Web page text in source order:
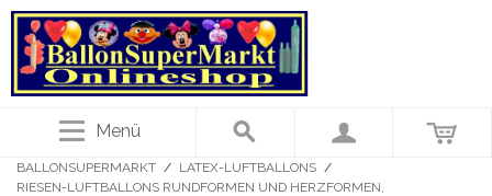
Menü
BALLONSUPERMARKT / LATEX-LUFTBALLONS /
RIESEN-LUFTBALLONS RUNDFORMEN UND HERZFORMEN,